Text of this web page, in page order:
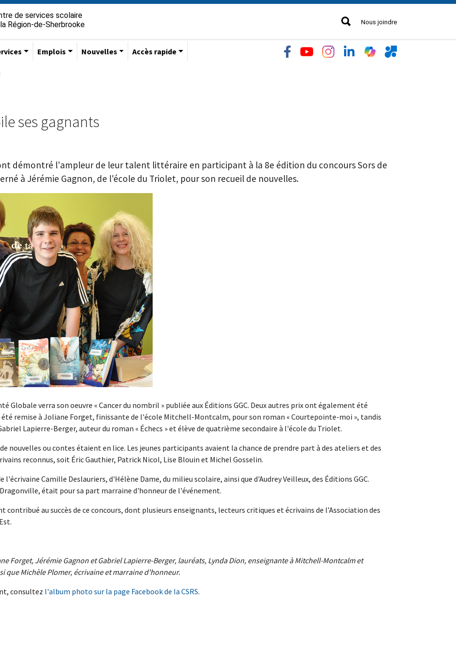
de services scolaire
Région-de-Sherbrooke
Nous joindre
Emplois Nouvelles Accès rapide
ses gagnants
démontré l'ampleur de leur talent littéraire en participant à la 8e édition du concours Sors de
à Jérémie Gagnon, de l'école du Triolet, pour son recueil de nouvelles.
Globale verra son oeuvre « Cancer du nombril » publiée aux Éditions GGC. Deux autres prix ont également été
remise à Joliane Forget, finissante de l'école Mitchell-Montcalm, pour son roman « Courtepointe-moi », tandis
Lapierre-Berger, auteur du roman « Échecs » et élève de quatrième secondaire à l'école du Triolet.
nouvelles ou contes étaient en lice. Les jeunes participants avaient la chance de prendre part à des ateliers et des
reconnus, soit Éric Gauthier, Patrick Nicol, Lise Blouin et Michel Gosselin.
Camille Deslauriers, d'Hélène Dame, du milieu scolaire, ainsi que d'Audrey Veilleux, des Éditions GGC.
était pour sa part marraine d'honneur de l'événement.
contribué au succès de ce concours, dont plusieurs enseignants, lecteurs critiques et écrivains de l’Association des
Forget, Jérémie Gagnon et Gabriel Lapierre-Berger, lauréats, Lynda Dion, enseignante à Mitchell-Montcalm et
que Michèle Plomer, écrivaine et marraine d'honneur.
consultez l'album photo sur la page Facebook de la CSRS.